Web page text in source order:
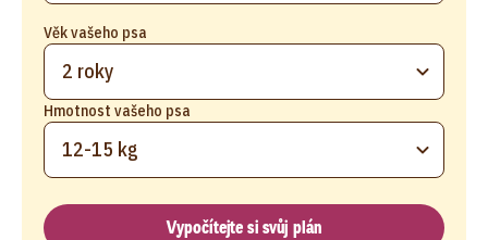
Věk vašeho psa
2 roky
Hmotnost vašeho psa
12-15 kg
Vypočítejte si svůj plán